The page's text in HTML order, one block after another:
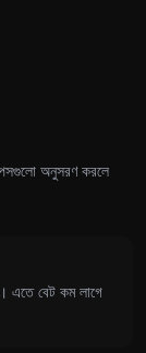
অনুসরণ করলে
এতে বেট কম লাগে